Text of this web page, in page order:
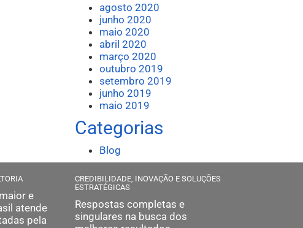
agosto 2020
junho 2020
maio 2020
abril 2020
março 2020
outubro 2019
setembro 2019
junho 2019
maio 2019
Categorias
Blog
e
atende
pela
CREDIBILIDADE, INOVAÇÃO E SOLUÇÕES
ESTRATÉGICAS
Respostas completas e
singulares na busca dos